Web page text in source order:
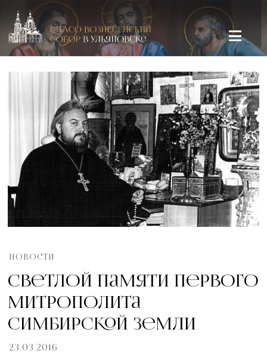
Спасо-Вознесенский кафедральный собор в Ульяновске
НОВОСТИ
Светлой памяти первого
митрополита
Симбирской земли
23.03.2016